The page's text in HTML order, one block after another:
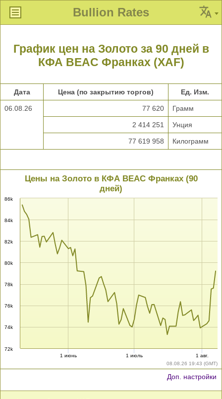
Bullion Rates
График цен на Золото за 90 дней в
КФА BEAC Франках (XAF)
Дата Цена (по закрытию торгов) Ед. Изм.
06.08.26 77 620 Грамм
2 414 251 Унция
77 619 958 Килограмм
08.08.26 19:43 (GMT)
Цены на Золото в КФА BEAC Франках (90
дней)
72k
74k
76k
78k
80k
82k
84k
86k
1 июнь 1 июль 1 авг.
Доп. настройки